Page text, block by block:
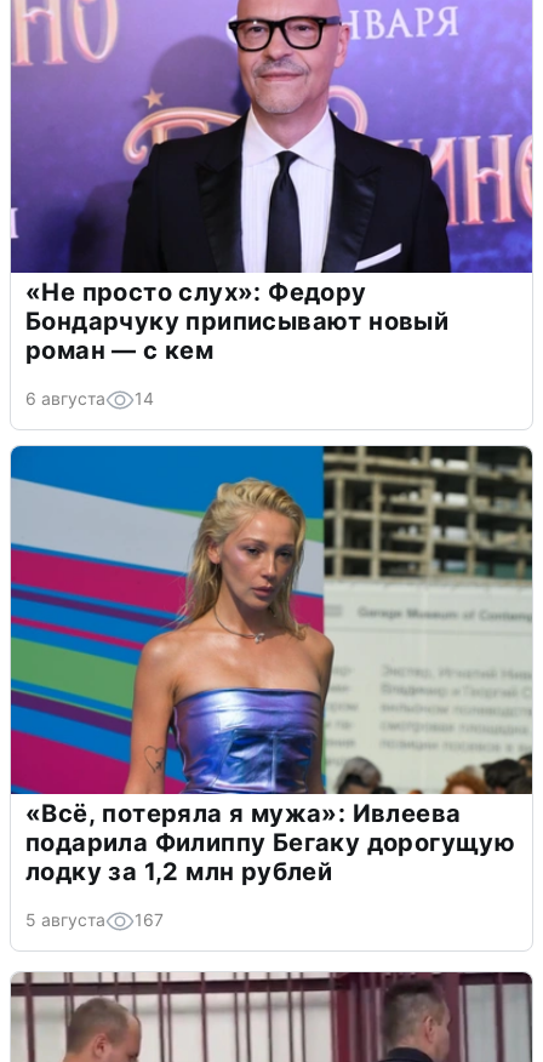
«Не просто слух»: Федору
Бондарчуку приписывают новый
роман — с кем
6 августа 14
«Всё, потеряла я мужа»: Ивлеева
подарила Филиппу Бегаку дорогущую
лодку за 1,2 млн рублей
5 августа 167